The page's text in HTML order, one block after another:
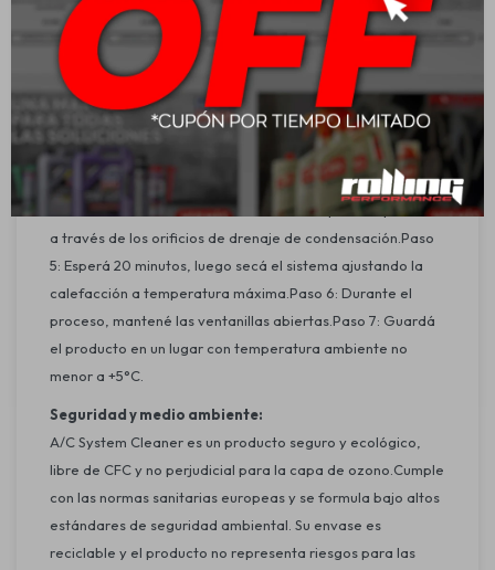
No requiere perforar la caja evaporadora.
Aplicación:
Paso 1: Apagá el aire acondicionado y encendé el
ventilador de calefacción a velocidad mínima.Paso 2:
Retirá el filtro de cabina y rociá 2/3 del producto por la
entrada de aire externa del vehículo (filtro de polen).Paso
3: Apagá el ventilador y rociá el 1/3 restante en las
aberturas de ventilación.Paso 4: También puede aplicarse
a través de los orificios de drenaje de condensación.Paso
5: Esperá 20 minutos, luego secá el sistema ajustando la
calefacción a temperatura máxima.Paso 6: Durante el
proceso, mantené las ventanillas abiertas.Paso 7: Guardá
el producto en un lugar con temperatura ambiente no
menor a +5°C.
Seguridad y medio ambiente:
A/C System Cleaner es un producto seguro y ecológico,
libre de CFC y no perjudicial para la capa de ozono.Cumple
con las normas sanitarias europeas y se formula bajo altos
estándares de seguridad ambiental. Su envase es
reciclable y el producto no representa riesgos para las